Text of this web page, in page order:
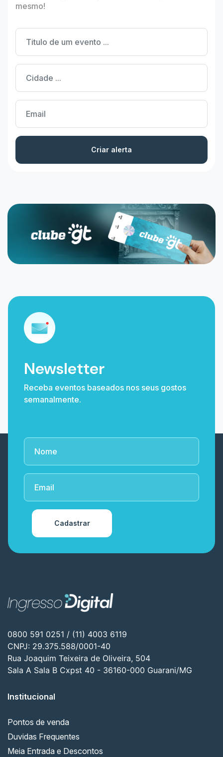
mesmo!
Criar alerta
Newsletter
Receba eventos baseados nos seus gostos
semanalmente.
Cadastrar
0800 591 0251 / (11) 4003 6119
CNPJ: 29.375.588/0001-40
Rua Joaquim Teixeira de Oliveira, 504
Sala A Sala B Cxpst 40 - 36160-000 Guarani/MG
Institucional
Pontos de venda
Duvidas Frequentes
Meia Entrada e Descontos